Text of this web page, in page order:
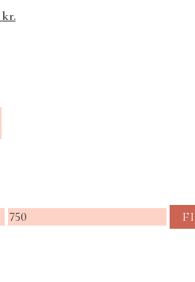
kr.
Højeste